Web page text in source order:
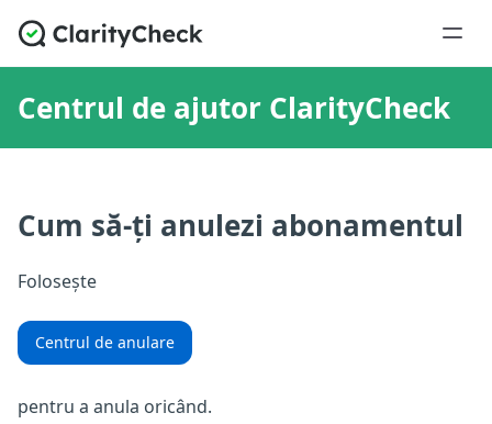
Centrul de ajutor ClarityCheck
Cum să-ți anulezi abonamentul
Folosește
Centrul de anulare
pentru a anula oricând.